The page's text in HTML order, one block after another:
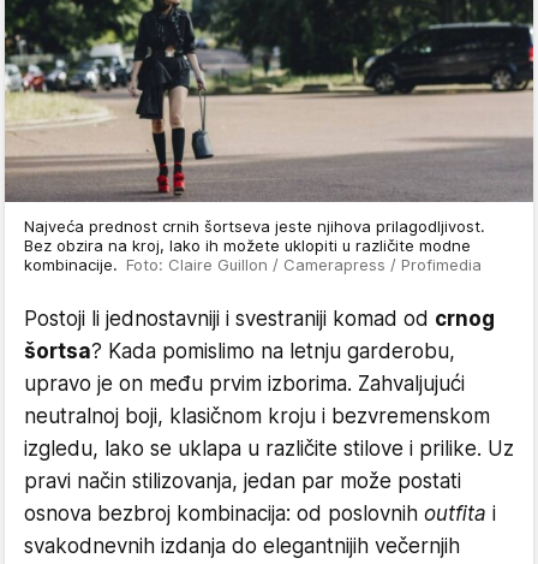
Najveća prednost crnih šortseva jeste njihova prilagodljivost.
Bez obzira na kroj, lako ih možete uklopiti u različite modne
kombinacije. Foto: Claire Guillon / Camerapress / Profimedia
Postoji li jednostavniji i svestraniji komad od crnog
šortsa? Kada pomislimo na letnju garderobu,
upravo je on među prvim izborima. Zahvaljujući
neutralnoj boji, klasičnom kroju i bezvremenskom
izgledu, lako se uklapa u različite stilove i prilike. Uz
pravi način stilizovanja, jedan par može postati
osnova bezbroj kombinacija: od poslovnih outfita i
svakodnevnih izdanja do elegantnijih večernjih